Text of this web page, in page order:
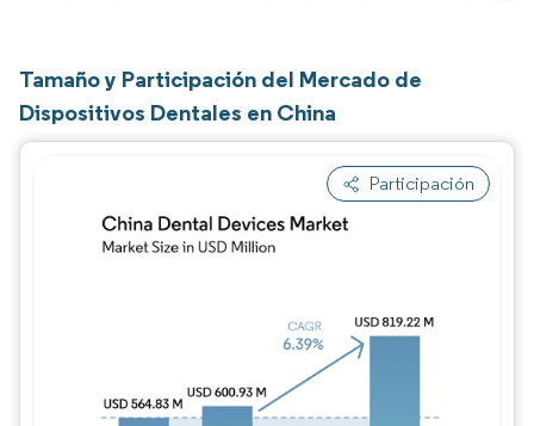
Tamaño y Participación del Mercado de
Dispositivos Dentales en China
Participación